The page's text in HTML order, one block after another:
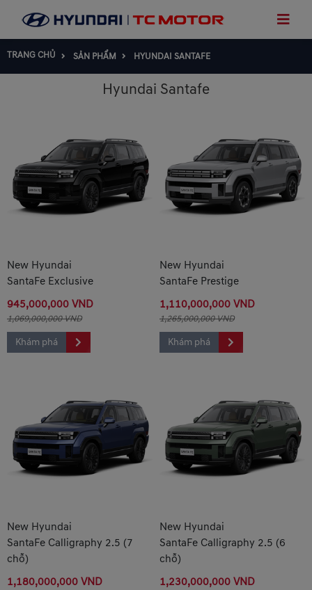
TRANG CHỦ SẢN PHẨM HYUNDAI SANTAFE
Hyundai Santafe
New Hyundai
SantaFe Exclusive
945,000,000 VND
1,069,000,000 VND
Khám phá
New Hyundai
SantaFe Prestige
1,110,000,000 VND
1,265,000,000 VND
Khám phá
New Hyundai
SantaFe Calligraphy 2.5 (7
chỗ)
1,180,000,000 VND
New Hyundai
SantaFe Calligraphy 2.5 (6
chỗ)
1,230,000,000 VND